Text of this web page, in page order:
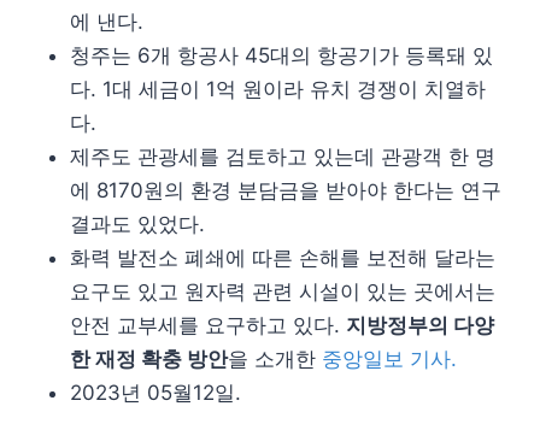
에 낸다.
청주는 6개 항공사 45대의 항공기가 등록돼 있
다. 1대 세금이 1억 원이라 유치 경쟁이 치열하
다.
제주도 관광세를 검토하고 있는데 관광객 한 명
에 8170원의 환경 분담금을 받아야 한다는 연구
결과도 있었다.
화력 발전소 폐쇄에 따른 손해를 보전해 달라는
요구도 있고 원자력 관련 시설이 있는 곳에서는
안전 교부세를 요구하고 있다. 지방정부의 다양
한 재정 확충 방안을 소개한 중앙일보 기사.
2023년 05월12일.